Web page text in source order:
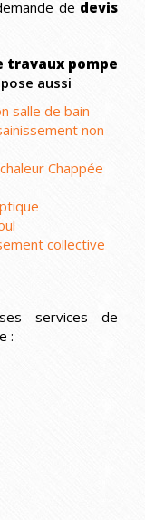
de devis
travaux pompe
aussi
salle de bain
non
Chappée
collective
services de
: